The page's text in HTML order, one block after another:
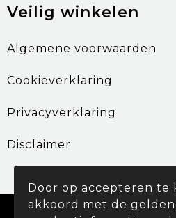
Veilig winkelen
Algemene voorwaarden
Cookieverklaring
Privacyverklaring
Disclaimer
Door op accepteren te
akkoord met de